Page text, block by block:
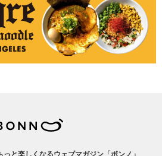
と楽しくなるウェブマガジン「ボンノ」